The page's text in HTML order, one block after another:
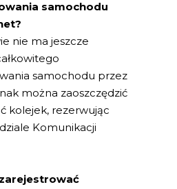
samochodu
nie ma jeszcze
samochodu przez
można zaoszczędzić
kolejek, rezerwując
Komunikacji